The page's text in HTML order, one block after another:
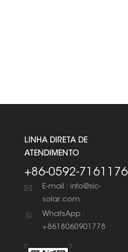
LINHA DIRETA DE
ATENDIMENTO
+86-0592-7161176
E-mail : info@sic-
solar.com
WhatsApp :
+8618060901778